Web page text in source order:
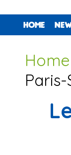
HOME
You are
Home